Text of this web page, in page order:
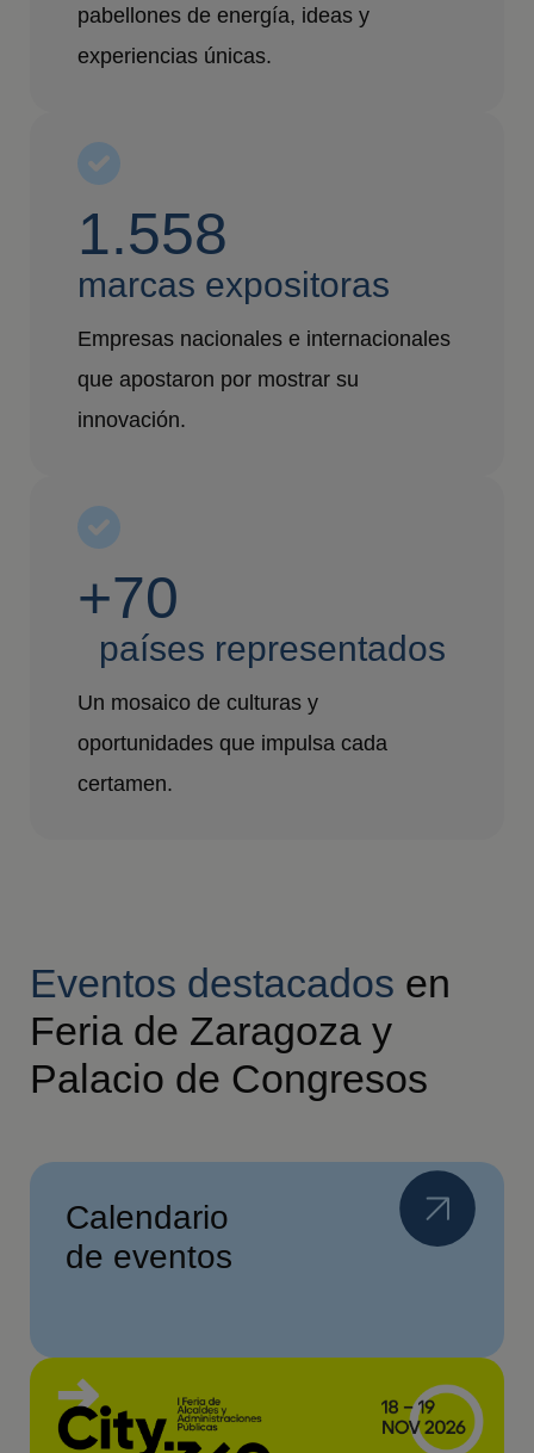
pabellones de energía, ideas y
experiencias únicas.
1.558
marcas expositoras
Empresas nacionales e internacionales
que apostaron por mostrar su
innovación.
+70
países representados
Un mosaico de culturas y
oportunidades que impulsa cada
certamen.
Eventos destacados en
Feria de Zaragoza y
Palacio de Congresos
Calendario
de eventos